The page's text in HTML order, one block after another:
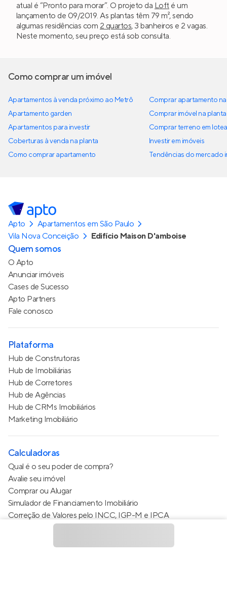
atual é “Pronto para morar”. O projeto da Lofté um
lançamento de 09/2019. As plantas têm 79 m², sendo
algumas residências com 2 quartos, 3 banheiros e 2 vagas.
Neste momento, seu preço está sob consulta.
Como comprar um imóvel
Apartamentos à venda próximo ao Metrô
Apartamento garden
Apartamentos para investir
Coberturas à venda na planta
Como comprar apartamento
Comprar apartamento
Comprar imóvel na planta
Comprar terreno em
Investir em imóveis
Tendências do mercado
Apto
Apartamentos em São Paulo
Vila Nova Conceição
Edifício Maison D'amboise
Quem somos
O Apto
Anunciar imóveis
Cases de Sucesso
Apto Partners
Fale conosco
Plataforma
Hub de Construtoras
Hub de Imobiliárias
Hub de Corretores
Hub de Agências
Hub de CRMs Imobiliários
Marketing Imobiliário
Calculadoras
Qual é o seu poder de compra?
Avalie seu imóvel
Comprar ou Alugar
Simulador de Financiamento Imobiliário
Correção de Valores pelo INCC, IGP-M e IPCA
Estimativa de valor do condomínio